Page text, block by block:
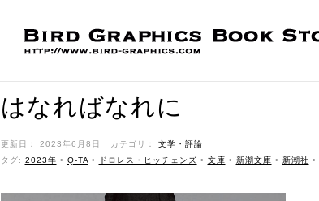
はなればなれに
更新日： 2023年6月8日 ˑ カテゴリ： 文学・評論 ˑ
タグ: 2023年 • Q-TA • ドロレス・ヒッチェンズ • 文庫 • 新潮文庫 • 新潮社 •